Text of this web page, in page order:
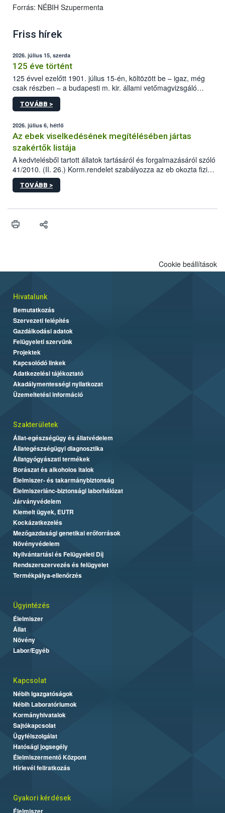
Forrás: NÉBIH Szupermenta
Friss hírek
2026. július 15, szerda
125 éve történt
125 évvel ezelőtt 1901. július 15-én, költözött be – igaz, még
csak részben – a budapesti m. kir. állami vetőmagvizsgáló
állomás a Kis Rókus utca 15. szám alatti, Czigler Győző által
tervezett új épületébe.
TOVÁBB >
2026. július 6, hétfő
Az ebek viselkedésének megítélésében jártas
szakértők listája
A kedvtelésből tartott állatok tartásáról és forgalmazásáról szóló
41/2010. (II. 26.) Korm.rendelet szabályozza az eb okozta fizikai
sérülés, illetve ennek veszélye keletkezésekor felmerülő
hatósági feladatokat, valamint a veszélyes eb tartását és annak
vonni az ebek viselkedésének megítélésében jártas szakértőt.
TOVÁBB >
Cookie beállítások
Hivatalunk
Bemutatkozás
Szervezeti felépítés
Gazdálkodási adatok
Felügyeleti szervünk
Projektek
Kapcsolódó linkek
Adatkezelési tájékoztató
Akadálymentességi nyilatkozat
Üzemeltetési információ
Szakterületek
Állat-egészségügy és állatvédelem
Állategészségügyi diagnosztika
Állatgyógyászati termékek
Borászat és alkoholos italok
Élelmiszer- és takarmánybiztonság
Élelmiszerlánc-biztonsági laborhálózat
Járványvédelem
Kiemelt ügyek, EUTR
Kockázatkezelés
Mezőgazdasági genetikai erőforrások
Növényvédelem
Nyilvántartási és Felügyeleti Díj
Rendszerszervezés és felügyelet
Termékpálya-ellenőrzés
Ügyintézés
Élelmiszer
Állat
Növény
Labor/Egyéb
Kapcsolat
Nébih Igazgatóságok
Nébih Laboratóriumok
Kormányhivatalok
Sajtókapcsolat
Ügyfélszolgálat
Hatósági jogsegély
Élelmiszermentő Központ
Hírlevél feliratkozás
Gyakori kérdések
Élelmiszer